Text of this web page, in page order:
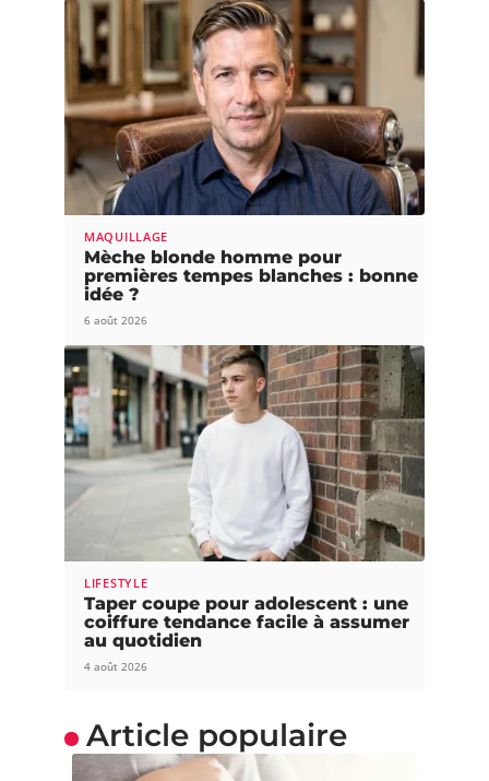
MAQUILLAGE
Mèche blonde homme pour
premières tempes blanches : bonne
idée ?
6 août 2026
LIFESTYLE
Taper coupe pour adolescent : une
coiffure tendance facile à assumer
au quotidien
4 août 2026
Article populaire